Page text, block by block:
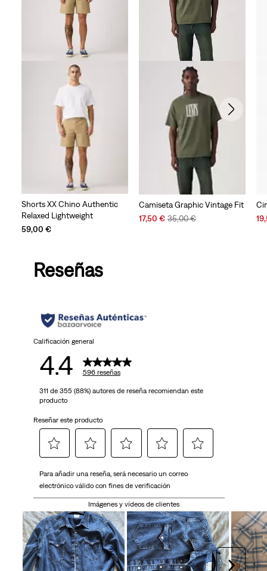
Shorts XX Chino Authentic
Relaxed Lightweight
59,00 €
Camiseta Graphic Vintage Fit
Sale
17,50 € Original
35,00 €
Reseñas
Calificación general
4.4 596 reseñas
311 de 355 (88%) autores de reseña recomiendan este
producto
Reseñar este producto
para
calificar
artículo
con
1
estrella
para
calificar
artículo
con
2
estrellas.
para
calificar
el
artículo
con
3
estrellas.
para
calificar
el
artículo
con
4
estrellas.
para
artículo
con
5
estrellas.
Para añadir una reseña, será necesario un correo
electrónico válido con fines de verificación
Imágenes y vídeos de clientes